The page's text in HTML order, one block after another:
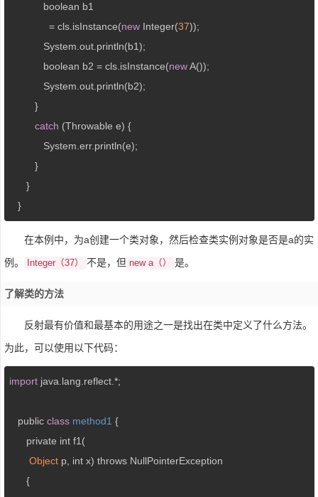
            boolean b1
              = cls.isInstance(
new Integer(37));
            System.out.println(b1);
            boolean b2 = cls.isInstance(
new A());
            System.out.println(b2);
         }
catch (Throwable e) {
            System.err.println(e);
         }
      }
   }
在本例中，为a创建一个类对象，然后检查类实例对象是否是a的实
例。
Integer（37） 不是，但 new a（） 是。
了解类的方法
反射最有价值和最基本的用途之一是找出在类中定义了什么方法。
为此，可以使用以下代码：
import java.lang.reflect.*;
   public
class method1 {
      private int f1(
Object p, int x) throws NullPointerException
      {